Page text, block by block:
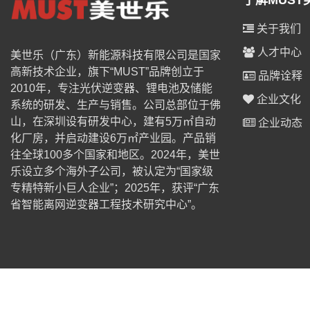
美世乐（广东）新能源科技有限公司是国家
高新技术企业，旗下“MUST”品牌创立于
2010年，专注光伏逆变器、锂电池及储能
系统的研发、生产与销售。公司总部位于佛
山，在深圳设有研发中心，建有5万㎡自动
化厂房，并启动建设6万㎡产业园。产品销
往全球100多个国家和地区。2024年，美世
乐设立多个海外子公司，被认定为“国家级
专精特新小巨人企业”；2025年，获评“广东
省智能离网逆变器工程技术研究中心”。
关于我们
人才中心
品牌诠释
企业文化
企业动态